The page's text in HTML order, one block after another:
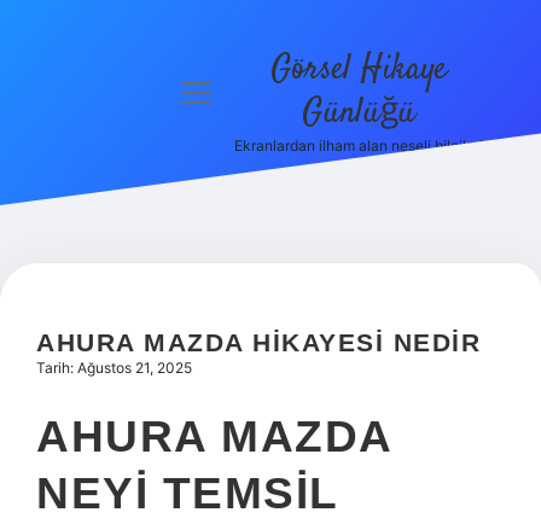
Hakkımızda
menüyü
Görsel Hikaye
Günlüğü
Ekranlardan ilham alan neşeli bilgiler!
AHURA MAZDA HIKAYESI NEDIR
Tarih: Ağustos 21, 2025
AHURA MAZDA
NEYI TEMSIL